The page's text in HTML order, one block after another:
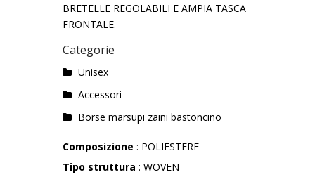
BRETELLE REGOLABILI E AMPIA TASCA
FRONTALE.
Categorie
Unisex
Accessori
Borse marsupi zaini bastoncino
Composizione : POLIESTERE
Tipo struttura : WOVEN